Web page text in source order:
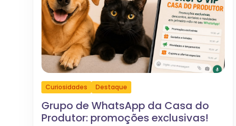
Curiosidades Destaque
Grupo de WhatsApp da Casa do
Produtor: promoções exclusivas!